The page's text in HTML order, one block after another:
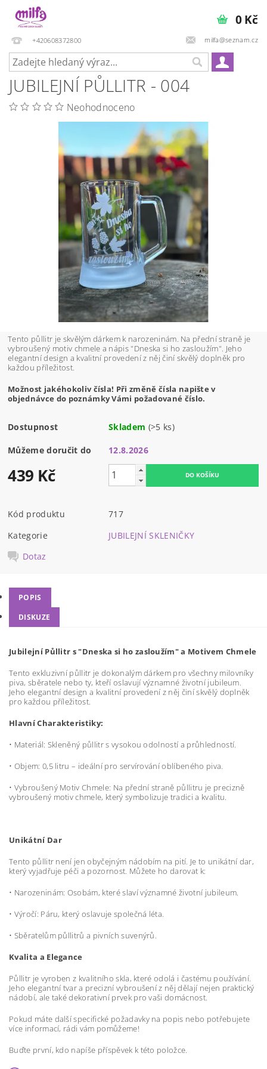
+420608372800 milfa@seznam.cz
0 Kč
JUBILEJNÍ PŮLLITR - 004
Neohodnoceno
Tento půllitr je skvělým dárkem k narozeninám. Na přední straně je
vybroušený motiv chmele a nápis "Dneska si ho zasloužím". Jeho
elegantní design a kvalitní provedení z něj činí skvělý doplněk pro
každou příležitost.
Možnost jakéhokoliv čísla! Při změně čísla napište v
objednávce do poznámky Vámi požadované číslo.
Dostupnost Skladem (>5 ks)
Můžeme doručit do 12.8.2026
439 Kč
Kód produktu
717
Kategorie
JUBILEJNÍ SKLENIČKY
Dotaz
POPIS
DISKUZE
Jubilejní Půllitr s "Dneska si ho zasloužím" a Motivem Chmele
Tento exkluzivní půllitr je dokonalým dárkem pro všechny milovníky
piva, sběratele nebo ty, kteří oslavují významné životní jubileum.
Jeho elegantní design a kvalitní provedení z něj činí skvělý doplněk
pro každou příležitost.
Hlavní Charakteristiky:
• Materiál: Skleněný půllitr s vysokou odolností a průhledností.
• Objem: 0,5 litru – ideální pro servírování oblíbeného piva.
• Vybroušený Motiv Chmele: Na přední straně půllitru je precizně
vybroušený motiv chmele, který symbolizuje tradici a kvalitu.
Unikátní Dar
Tento půllitr není jen obyčejným nádobím na pití. Je to unikátní dar,
který vyjadřuje péči a pozornost. Můžete ho darovat k:
• Narozeninám: Osobám, které slaví významné životní jubileum.
• Výročí: Páru, který oslavuje společná léta.
• Sběratelům půllitrů a pivních suvenýrů.
Kvalita a Elegance
Půllitr je vyroben z kvalitního skla, které odolá i častému používání.
Jeho elegantní tvar a precizní vybroušení z něj dělají nejen praktický
nádobí, ale také dekorativní prvek pro vaši domácnost.
Pokud máte další specifické požadavky na popis nebo potřebujete
více informací, rádi vám pomůžeme!
Buďte první, kdo napíše příspěvek k této položce.